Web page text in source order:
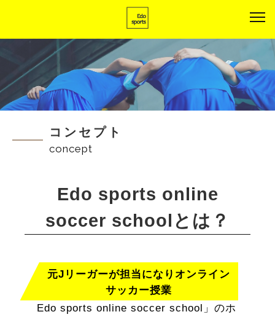
コンセプト
concept
Edo sports online
soccer schoolとは？
元Jリーガーが担当になりオンライン
サッカー授業
Edo sports online soccer school」のホ